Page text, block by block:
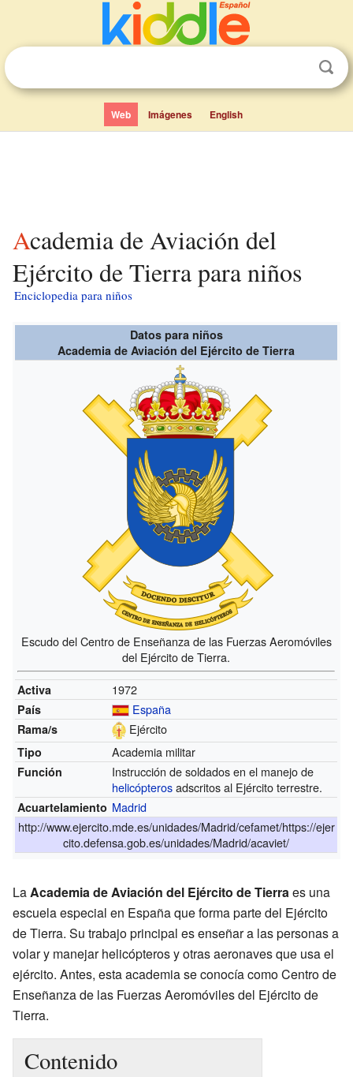
Web Imágenes English
Academia de Aviación del
Ejército de Tierra para niños
Enciclopedia para niños
Datos para niños
Academia de Aviación del Ejército de Tierra
Escudo del Centro de Enseñanza de las Fuerzas Aeromóviles
del Ejército de Tierra.
Activa 1972
País España
Rama/s Ejército
Tipo Academia militar
Función
Instrucción de soldados en el manejo de
helicópterosadscritos al Ejército terrestre.
Acuartelamiento Madrid
http://www.ejercito.mde.es/unidades/Madrid/cefamet/https://ejer
cito.defensa.gob.es/unidades/Madrid/acaviet/
LaAcademia de Aviación del Ejército de Tierraes una
escuela especial en España que forma parte del Ejército
de Tierra. Su trabajo principal es enseñar a las personas a
volar y manejar helicópteros y otras aeronaves que usa el
ejército. Antes, esta academia se conocía como Centro de
Enseñanza de las Fuerzas Aeromóviles del Ejército de
Tierra.
Contenido